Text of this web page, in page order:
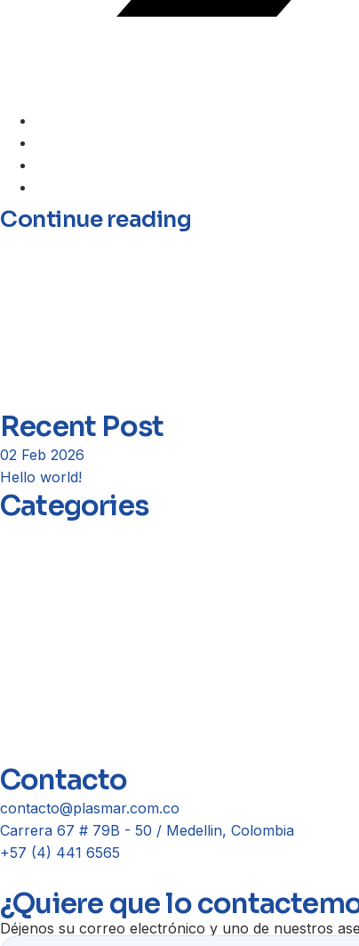
Continue reading
Recent Post
02 Feb 2026
Hello world!
Categories
Contacto
contacto@plasmar.com.co
Carrera 67 # 79B - 50 / Medellin, Colombia
+57 (4) 441 6565
¿Quiere que lo
Déjenos su correo electrónico y uno de nuestros